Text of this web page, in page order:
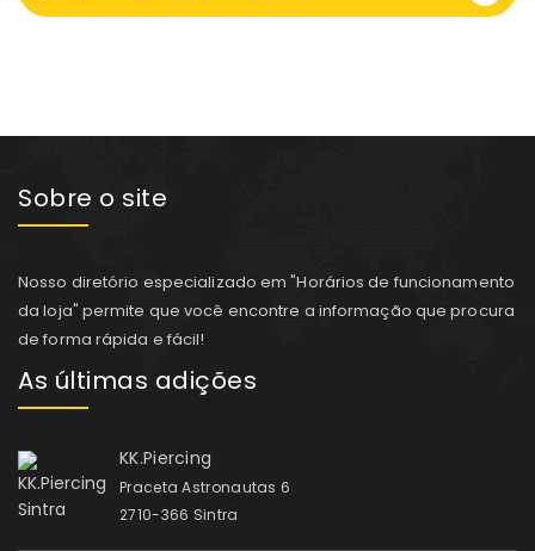
Sobre o site
Nosso diretório especializado em "Horários de funcionamento
da loja" permite que você encontre a informação que procura
de forma rápida e fácil!
As últimas adições
KK.Piercing
Praceta Astronautas 6
2710-366 Sintra